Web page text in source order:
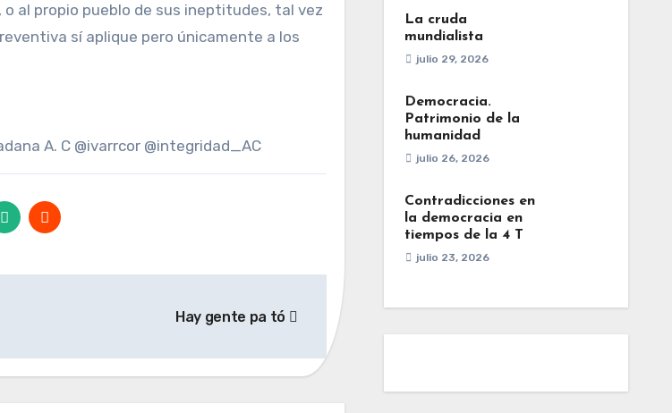
al propio pueblo de sus ineptitudes, tal vez
sí aplique pero únicamente a los
A. C @ivarrcor @integridad_AC
Hay gente pa tó
La cruda
mundialista
julio 29, 2026
Democracia.
Patrimonio de la
humanidad
julio 26, 2026
Contradicciones en
la democracia en
tiempos de la 4 T
julio 23, 2026